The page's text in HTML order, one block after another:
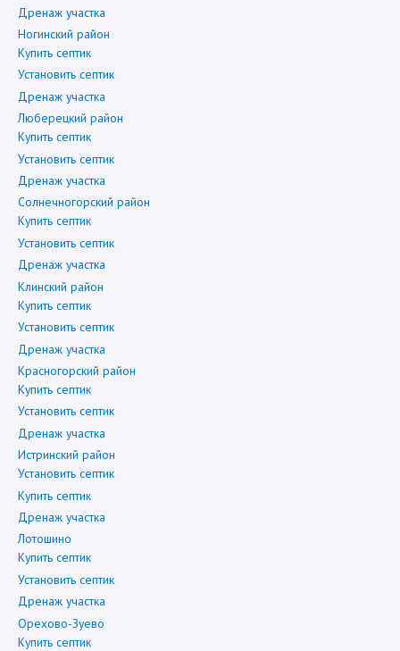
Дренаж участка
Ногинский район
Купить септик
Установить септик
Дренаж участка
Люберецкий район
Купить септик
Установить септик
Дренаж участка
Солнечногорский район
Купить септик
Установить септик
Дренаж участка
Клинский район
Купить септик
Установить септик
Дренаж участка
Красногорский район
Купить септик
Установить септик
Дренаж участка
Истринский район
Установить септик
Купить септик
Дренаж участка
Лотошино
Купить септик
Установить септик
Дренаж участка
Орехово-Зуево
Купить септик